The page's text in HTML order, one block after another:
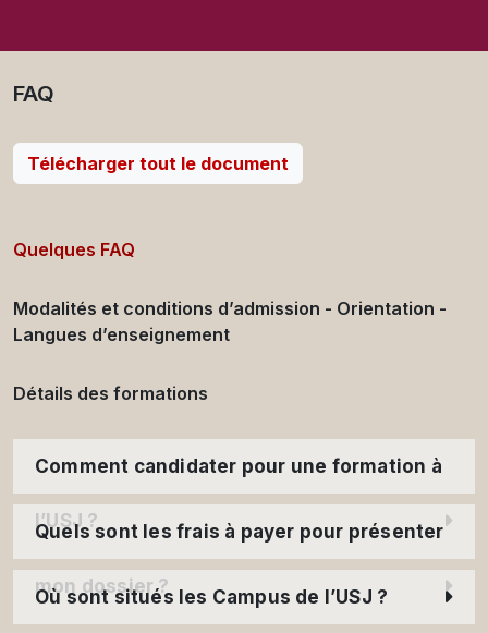
FAQ
Télécharger tout le document
Quelques FAQ
Modalités et conditions d’admission - Orientation -
Langues d’enseignement
Détails des formations
Comment candidater pour une formation à
l’USJ ?
Quels sont les frais à payer pour présenter
mon dossier ?
Où sont situés les Campus de l’USJ ?